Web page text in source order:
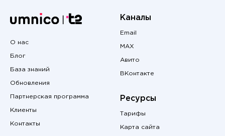
О нас
Блог
База знаний
Обновления
Партнерская программа
Клиенты
Контакты
Каналы
Email
MAX
Авито
ВКонтакте
Ресурсы
Тарифы
Карта сайта